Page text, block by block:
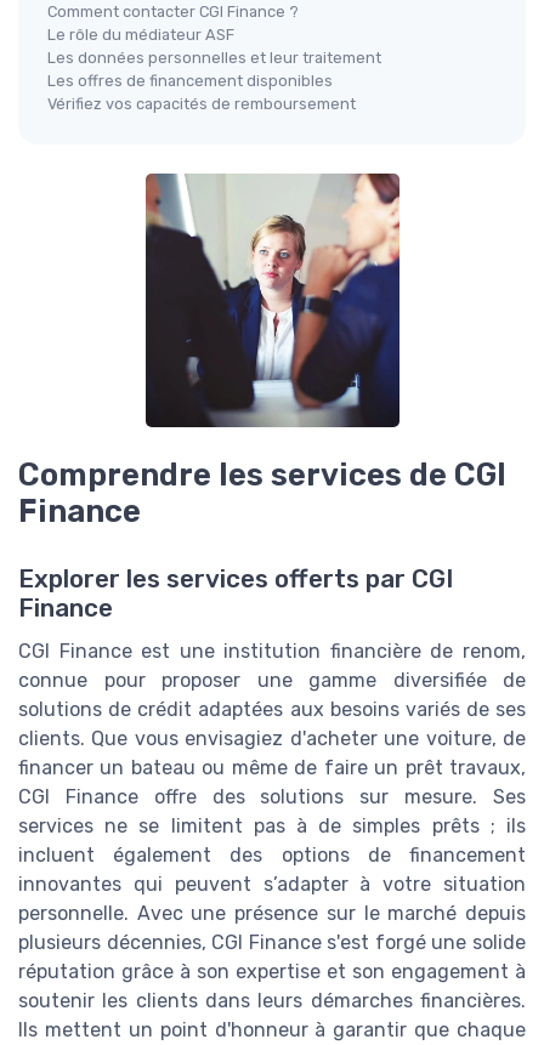
Comment contacter CGI Finance ?
Le rôle du médiateur ASF
Les données personnelles et leur traitement
Les offres de financement disponibles
Vérifiez vos capacités de remboursement
Comprendre les services de CGI
Finance
Explorer les services offerts par CGI
Finance
CGI Finance est une institution financière de renom,
connue pour proposer une gamme diversifiée de
solutions de crédit adaptées aux besoins variés de ses
clients. Que vous envisagiez d'acheter une voiture, de
financer un bateau ou même de faire un prêt travaux,
CGI Finance offre des solutions sur mesure. Ses
services ne se limitent pas à de simples prêts ; ils
incluent également des options de financement
innovantes qui peuvent s’adapter à votre situation
personnelle. Avec une présence sur le marché depuis
plusieurs décennies, CGI Finance s'est forgé une solide
réputation grâce à son expertise et son engagement à
soutenir les clients dans leurs démarches financières.
Ils mettent un point d'honneur à garantir que chaque